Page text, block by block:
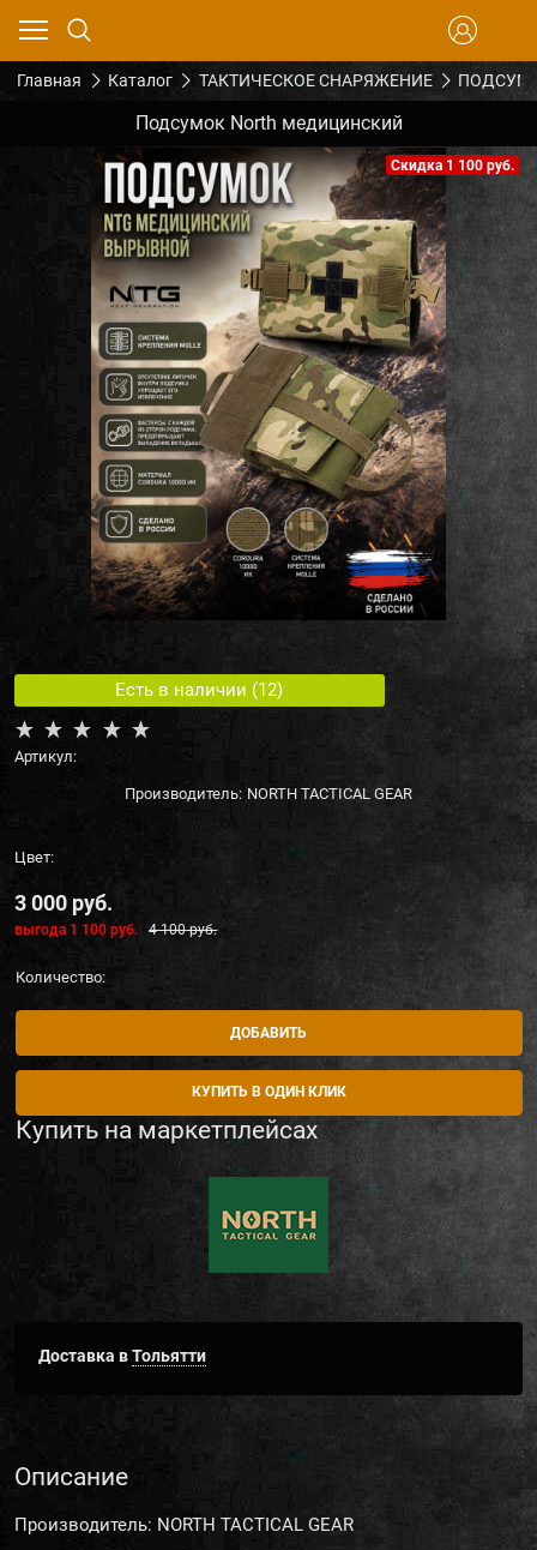
Главная Каталог ТАКТИЧЕСКОЕ СНАРЯЖЕНИЕ
Подсумок North медицинский
Скидка 1 100 руб.
Есть в наличии (12)
Артикул:
Производитель: NORTH TACTICAL GEAR
Цвет:
4 100 руб.
3 000 руб.
выгода 1 100 руб.
Количество:
ДОБАВИТЬ
КУПИТЬ В ОДИН КЛИК
Купить на маркетплейсах
Доставка вТольятти
Описание
Производитель: NORTH TACTICAL GEAR